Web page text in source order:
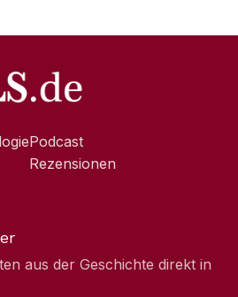
Podcast
Rezensionen
aus der Geschichte direkt in